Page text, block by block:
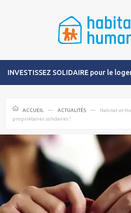
INVESTISSEZ SOLIDAIRE pour le
ACCUEIL ACTUALITÉS
Habitat et
propriétaires solidaires !